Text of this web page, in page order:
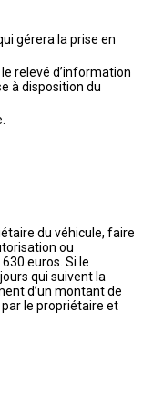
gérera la prise en
relevé d’information
à disposition du
du véhicule, faire
ou
euros. Si le
qui suivent la
d’un montant de
le propriétaire et